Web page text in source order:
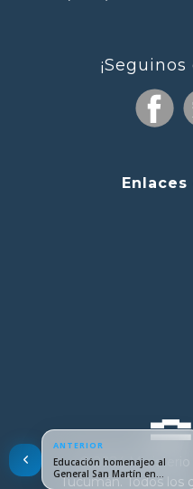
© 2024
Tucumán. Todos los
ANTERIOR
Educación homenajeo al
General San Martín en…